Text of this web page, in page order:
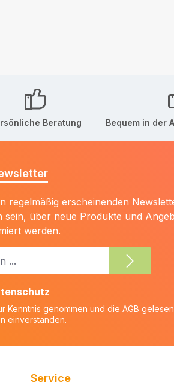
Beratung Bequem in der
regelmäßig erscheinenden
sein, über neue Produkte und
werden.
Kenntnis genommen und die AGB
einverstanden.
Service